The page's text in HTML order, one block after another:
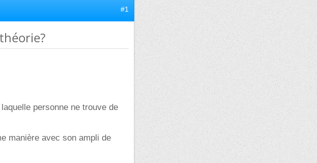
#1
personne ne trouve de
manière avec son ampli de